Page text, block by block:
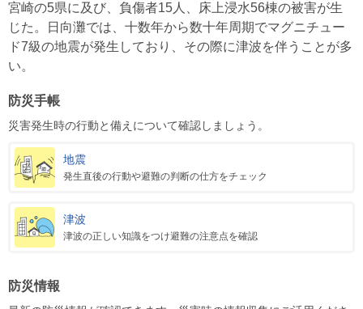
宮崎の5県に及び、負傷者15人、床上浸水56棟の被害が生
じた。日向灘では、十数年から数十年周期でマグニチュー
ド7級の地震が発生しており、その際に津波を伴うことが多
い。
防災手帳
災害発生時の行動と備えについて確認しましょう。
地震
発生直後の行動や避難の判断の仕方をチェック
津波
津波の正しい知識をつけ避難の注意点を確認
防災情報